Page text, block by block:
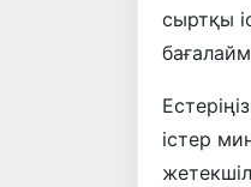
сыртқы
істер